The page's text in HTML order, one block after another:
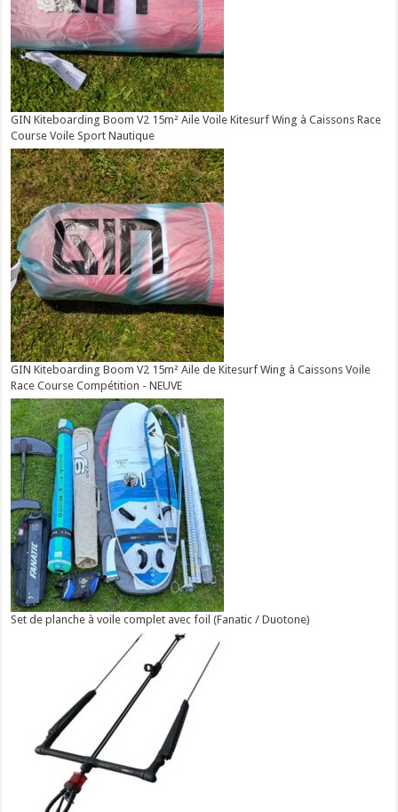
GIN Kiteboarding Boom V2 15m² Aile Voile Kitesurf Wing à Caissons Race
Course Voile Sport Nautique
GIN Kiteboarding Boom V2 15m² Aile de Kitesurf Wing à Caissons Voile
Race Course Compétition - NEUVE
Set de planche à voile complet avec foil (Fanatic / Duotone)